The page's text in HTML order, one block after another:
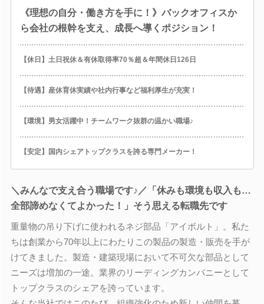
《理想の自分・働き方を手に！》バックオフィスか
ら会社の根幹を支え、成長へ導くポジション！
【休日】土日祝休＆有休取得率70％超＆年間休日126日
【待遇】産休育休実績や社内行事など福利厚生が充実！
【環境】男女活躍中！チームワーク抜群の温かい職場♪
【安定】国内シェアトップクラスを誇る専門メーカー！
＼みんなで支え合う職場です♪／「休みも環境も収入も…
全部諦めなくてよかった！」そう思える転職先です
重量物の吊り下げに使われるネジ部品「アイボルト」。私た
ちは創業から70年以上にわたりこの製品の製造・販売を手が
けてきました。製造・建築現場において不可欠な部品として
ニーズは増加の一途。業界のリーディングカンパニーとして
トップクラスのシェアを誇っています。